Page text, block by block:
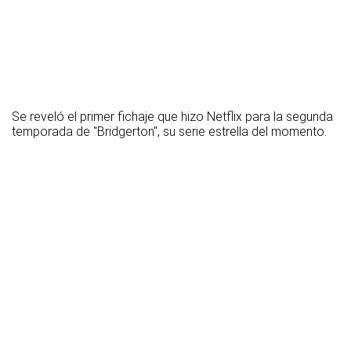
Se reveló el primer fichaje que hizo Netflix para la segunda
temporada de "Bridgerton", su serie estrella del momento.